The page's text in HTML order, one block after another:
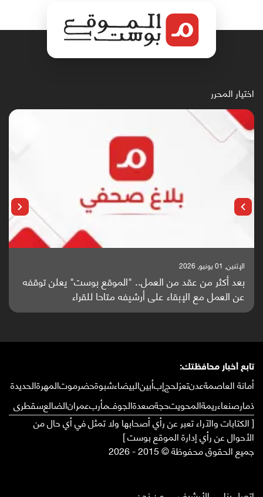
اختيار المحرر
الإثنين, 25 مايو, 2026
باحثون من اليمن يدخلون سباق أبحاث ألزهايمر بدراسة
واعدة منشورة عالميا (ترجمة)
تابع أخبار محافظتك:
أمانة العاصمةعدنتعزلحجإبأبينالبيضاءشبوةحضرموتالمهرةالحديدة
ذمارصنعاءريمةالمحويتحجةصعدةالجوفمأربعمرانالضالعسقطرى
[ الكتابات والآراء تعبر عن رأي أصحابها ولا تمثل في أي حال من
الأحوال عن رأي إدارة الموقع بوست ]
جميع الحقوق محفوظة © 2015 - 2026